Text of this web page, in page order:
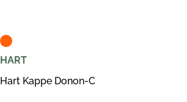
HART
Hart Kappe Donon-C